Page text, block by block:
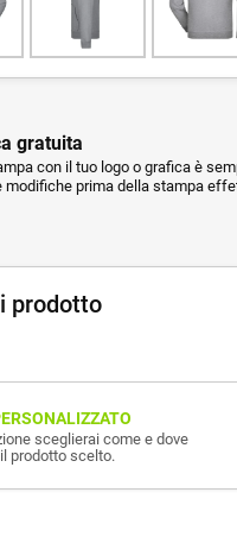
gratuita
con il tuo logo o grafica è
modifiche prima della stampa
prodotto
sceglierai come e dove
prodotto scelto.